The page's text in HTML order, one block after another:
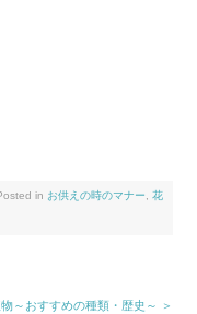
in お供えの時のマナー,花
～おすすめの種類・歴史～ ＞